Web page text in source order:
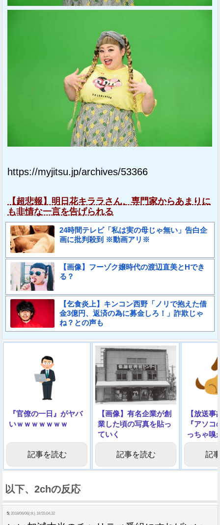
https://myjitsu.jp/archives/53366
【超悲報】明日花キララさん、専門家からあまりに
も非情な一言を告げられる
24時間テレビ「私は実の母じゃ無い」告白企
画に批判殺到 ※動画アリ※
【画像】フーゾク嬢時代の渡辺直美とHでき
る？
【乞食炎上】キンコン西野「ノリで抱えた借
金3億円、返済の為に募金しろ！」詐欺じゃ
ね？との声も
『官僚の一日』がヤバ
いｗｗｗｗｗｗｗ
記事を読む
【画像】有名企業が創
業した頃の写真を貼っ
ていく
記事を読む
【放送
『アソ
っちゃ嗅
ル →
記
以下、2chの反応
5: 2018/06/06(水) 18:55:04.32